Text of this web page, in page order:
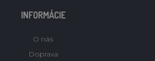
INFORMÁCIE
O nás
Doprava